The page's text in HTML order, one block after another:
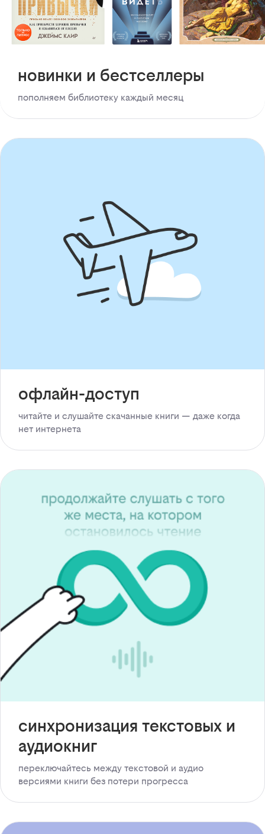
новинки и бестселлеры
пополняем библиотеку каждый месяц
офлайн-доступ
читайте и слушайте скачанные книги — даже когда
нет интернета
синхронизация текстовых и
аудиокниг
переключайтесь между текстовой и аудио
версиями книги без потери прогресса